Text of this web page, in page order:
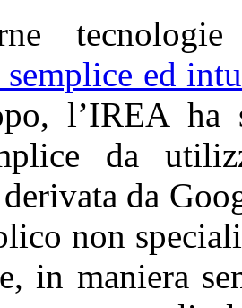
semplice ed
l’IREA ha
da
da
non
in maniera